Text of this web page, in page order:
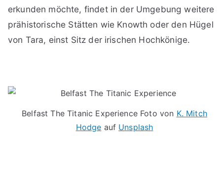
erkunden möchte, findet in der Umgebung weitere
prähistorische Stätten wie Knowth oder den Hügel
von Tara, einst Sitz der irischen Hochkönige.
Belfast The Titanic Experience Foto von K. Mitch
Hodge auf Unsplash